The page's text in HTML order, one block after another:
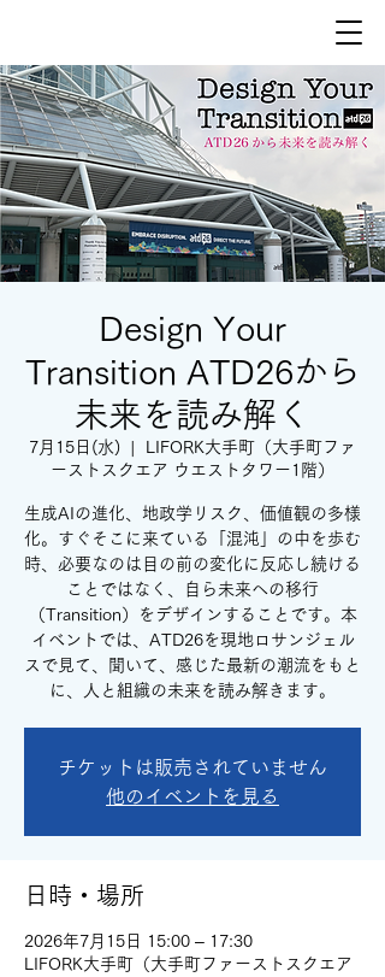
Design Your
Transition ATD26から
未来を読み解く
7月15日(水)
LIFORK大手町（大手町ファ
ーストスクエア ウエストタワー1階）
生成AIの進化、地政学リスク、価値観の多様
化。すぐそこに来ている「混沌」の中を歩む
時、必要なのは目の前の変化に反応し続ける
ことではなく、自ら未来への移行
（Transition）をデザインすることです。本
イベントでは、ATD26を現地ロサンジェル
スで見て、聞いて、感じた最新の潮流をもと
に、人と組織の未来を読み解きます。
チケットは販売されていません
他のイベントを見る
日時・場所
2026年7月15日 15:00 – 17:30
LIFORK大手町（大手町ファーストスクエア